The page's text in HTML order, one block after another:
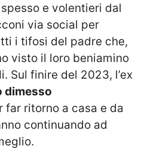
e volentieri dal
via social per
i tifosi del padre che,
visto il loro beniamino
Sul finire del 2023, l’ex
dimesso
far ritorno a casa e da
continuando ad